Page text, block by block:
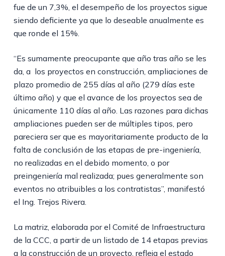
fue de un 7,3%, el desempeño de los proyectos sigue
siendo deficiente ya que lo deseable anualmente es
que ronde el 15%.
“Es sumamente preocupante que año tras año se les
da, a los proyectos en construcción, ampliaciones de
plazo promedio de 255 días al año (279 días este
último año) y que el avance de los proyectos sea de
únicamente 110 días al año. Las razones para dichas
ampliaciones pueden ser de múltiples tipos, pero
pareciera ser que es mayoritariamente producto de la
falta de conclusión de las etapas de pre-ingeniería,
no realizadas en el debido momento, o por
preingeniería mal realizada; pues generalmente son
eventos no atribuibles a los contratistas”, manifestó
el Ing. Trejos Rivera.
La matriz, elaborada por el Comité de Infraestructura
de la CCC, a partir de un listado de 14 etapas previas
a la construcción de un proyecto, refleja el estado